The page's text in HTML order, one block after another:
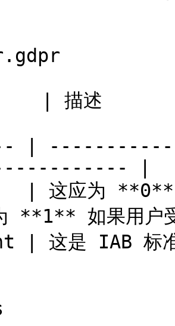
| 描述
|
|
这应为 **0** 如
**1** 如果用户
| 这是 IAB 标准